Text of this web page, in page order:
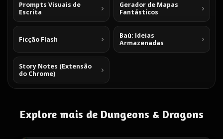
Prompts Visuais de
Escrita
Gerador de Mapas
Fantásticos
Ficção Flash
Baú: Ideias
Armazenadas
Story Notes (Extensão
do Chrome)
Explore mais de Dungeons & Dragons